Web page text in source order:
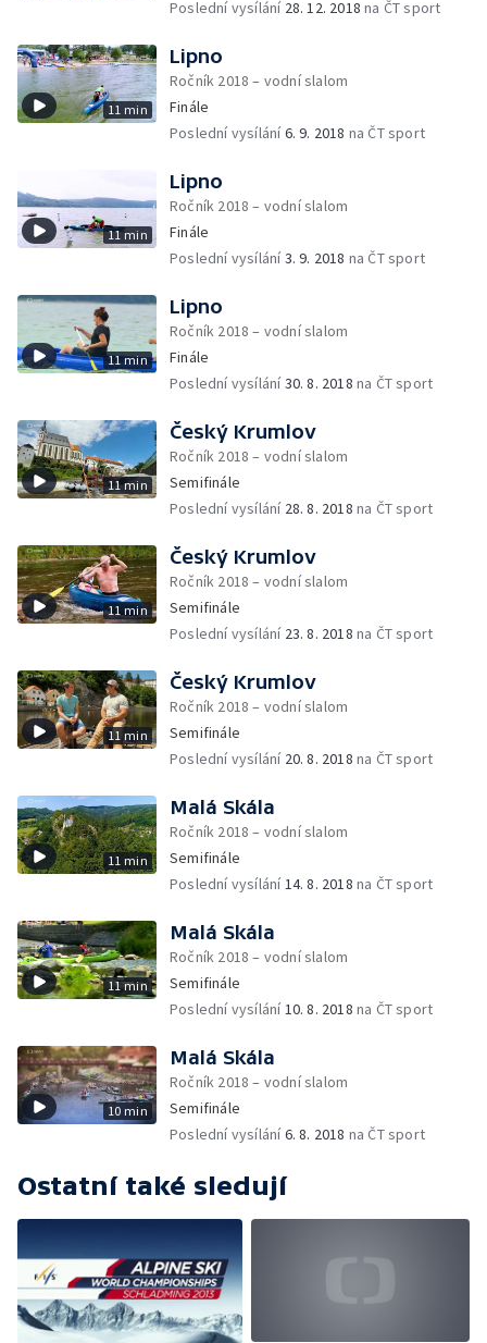
Poslední vysílání 28. 12. 2018 na ČT sport
11 min
Lipno
Ročník 2018 – vodní slalom
Finále
Poslední vysílání6. 9. 2018 na ČT sport
11 min
Lipno
Ročník 2018 – vodní slalom
Finále
Poslední vysílání3. 9. 2018 na ČT sport
11 min
Lipno
Ročník 2018 – vodní slalom
Finále
Poslední vysílání30. 8. 2018 na ČT sport
11 min
Český Krumlov
Ročník 2018 – vodní slalom
Semifinále
Poslední vysílání 28. 8. 2018 na ČT sport
11 min
Český Krumlov
Ročník 2018 – vodní slalom
Semifinále
Poslední vysílání 23. 8. 2018 na ČT sport
11 min
Český Krumlov
Ročník 2018 – vodní slalom
Semifinále
Poslední vysílání 20. 8. 2018 na ČT sport
11 min
Malá Skála
Ročník 2018 – vodní slalom
Semifinále
Poslední vysílání14. 8. 2018 na ČT sport
11 min
Malá Skála
Ročník 2018 – vodní slalom
Semifinále
Poslední vysílání10. 8. 2018 na ČT sport
10 min
Malá Skála
Ročník 2018 – vodní slalom
Semifinále
Poslední vysílání6. 8. 2018 na ČT sport
Ostatní také sledují